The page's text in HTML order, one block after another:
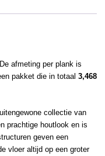
afmeting per plank is
pakket die in totaal3,468
collectie van
prachtigehoutlook en is
geven een
vloer altijd op een groter